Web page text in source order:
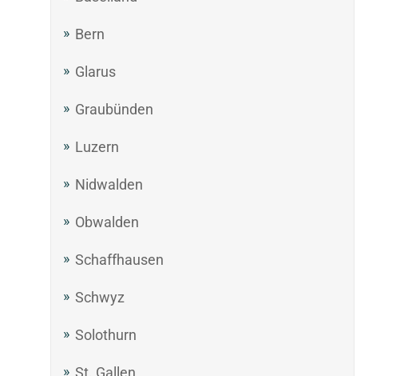
Bern
Glarus
Graubünden
Luzern
Nidwalden
Obwalden
Schaffhausen
Schwyz
Solothurn
St. Gallen